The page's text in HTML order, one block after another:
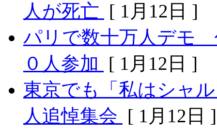
人が死亡 [ 1月12日 ]
パリで数十万人デモ
０人参加
[ 1月12日 ]
東京でも「私はシャ
人追悼集会 [ 1月12日 ]